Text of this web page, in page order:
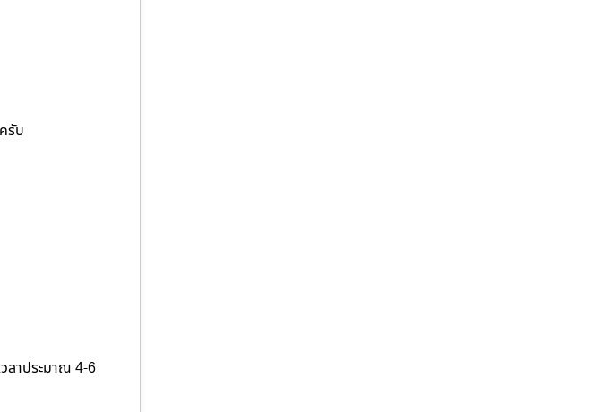
รับ
ลาประมาณ 4-6